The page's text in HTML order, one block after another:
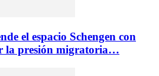
el espacio Schengen con
la presión migratoria…